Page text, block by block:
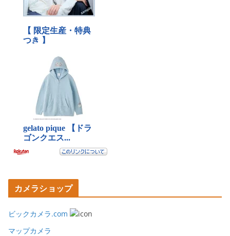
カメラショップ
ビックカメラ.com
マップカメラ